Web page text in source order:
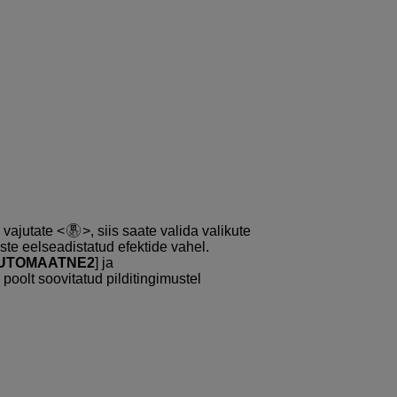
vajutate
, siis saate valida valikute
eelseadistatud efektide vahel.
] ja
soovitatud pilditingimustel